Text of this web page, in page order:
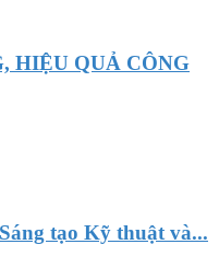
HIỆU QUẢ CÔNG
tạo Kỹ thuật và...